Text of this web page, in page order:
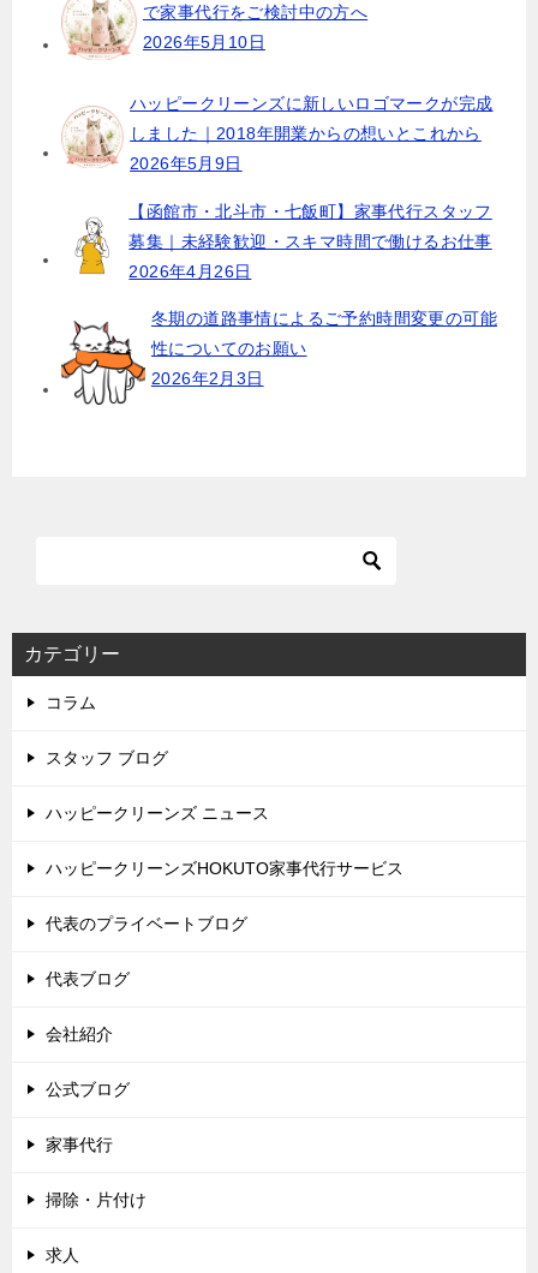
で家事代行をご検討中の方へ
2026年5月10日
ハッピークリーンズに新しいロゴマークが完成
しました｜2018年開業からの想いとこれから
2026年5月9日
【函館市・北斗市・七飯町】家事代行スタッフ
募集｜未経験歓迎・スキマ時間で働けるお仕事
2026年4月26日
冬期の道路事情によるご予約時間変更の可能
性についてのお願い
2026年2月3日
カテゴリー
コラム
スタッフ ブログ
ハッピークリーンズ ニュース
ハッピークリーンズHOKUTO家事代行サービス
代表のプライベートブログ
代表ブログ
会社紹介
公式ブログ
家事代行
掃除・片付け
求人